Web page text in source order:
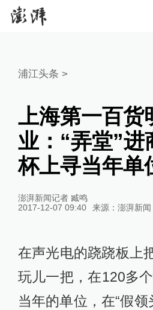
浦江头条 >
上海第一百货
业：“弄堂”进
杯上寻当年单
澎湃新闻记者 臧鸣
2017-12-07 09:40
来源： 澎湃新闻
在声光电的跷跷板上
玩儿一把，在120多
当年的单位，在“假领